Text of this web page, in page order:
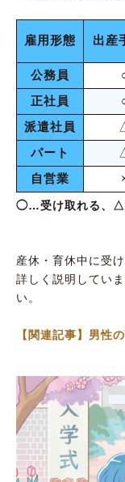
雇用形態 出産
公務員
正社員
派遣社員
パート
自営業
◯…受け取れる、
産休・育休中に受
詳しく説明してい
い。
【関連記事】男性